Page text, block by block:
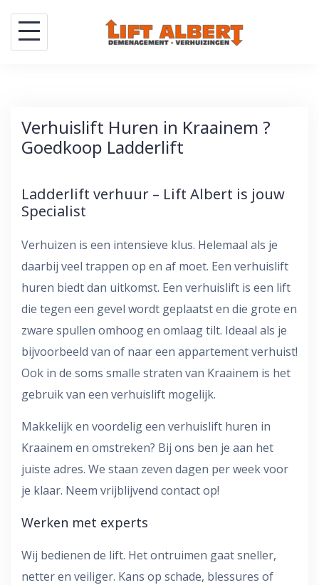
Skip
content
Verhuislift Huren in Kraainem ?
Goedkoop Ladderlift
Ladderlift verhuur – Lift Albert is jouw
Specialist
Verhuizen is een intensieve klus. Helemaal als je
daarbij veel trappen op en af moet. Een verhuislift
huren biedt dan uitkomst. Een verhuislift is een lift
die tegen een gevel wordt geplaatst en die grote en
zware spullen omhoog en omlaag tilt. Ideaal als je
bijvoorbeeld van of naar een appartement verhuist!
Ook in de soms smalle straten van Kraainem is het
gebruik van een verhuislift mogelijk.
Makkelijk en voordelig een verhuislift huren in
Kraainem en omstreken? Bij ons ben je aan het
juiste adres. We staan zeven dagen per week voor
je klaar. Neem vrijblijvend contact op!
Werken met experts
Wij bedienen de lift. Het ontruimen gaat sneller,
netter en veiliger. Kans op schade, blessures of